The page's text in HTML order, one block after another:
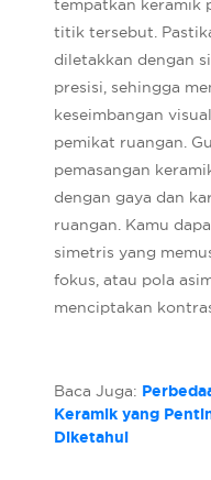
tempatkan keramik
titik tersebut.
diletakkan dengan
presisi, sehingga
keseimbangan
pemikat ruangan.
pemasangan
dengan gaya dan
ruangan. Kamu
simetris yang
fokus, atau pola
menciptakan
Baca Juga:
Keramik yang
Diketahui